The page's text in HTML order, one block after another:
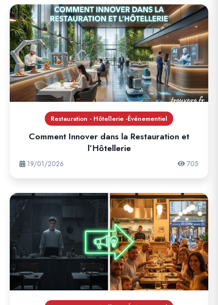
Restauration - Hôtellerie -Événementiel
Comment Innover dans la Restauration et
l’Hôtellerie
19/01/2026 705